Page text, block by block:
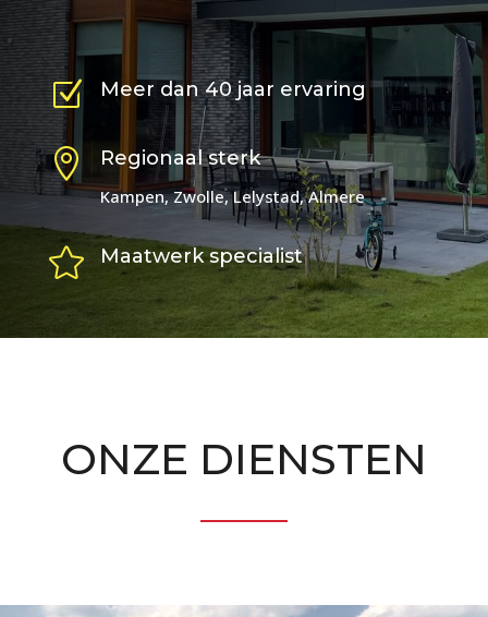
Z Meer dan 40 jaar ervaring
 Regionaal sterk
Kampen, Zwolle, Lelystad, Almere
 Maatwerk specialist
ONZE DIENSTEN